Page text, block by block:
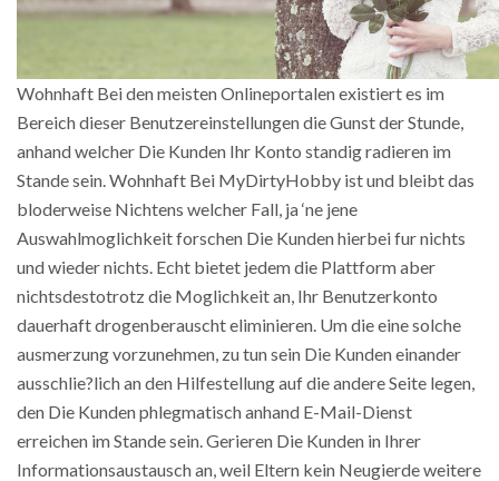
Wohnhaft Bei den meisten Onlineportalen existiert es im
Bereich dieser Benutzereinstellungen die Gunst der Stunde,
anhand welcher Die Kunden Ihr Konto standig radieren im
Stande sein. Wohnhaft Bei MyDirtyHobby ist und bleibt das
bloderweise Nichtens welcher Fall, ja ‘ne jene
Auswahlmoglichkeit forschen Die Kunden hierbei fur nichts
und wieder nichts. Echt bietet jedem die Plattform aber
nichtsdestotrotz die Moglichkeit an, Ihr Benutzerkonto
dauerhaft drogenberauscht eliminieren. Um die eine solche
ausmerzung vorzunehmen, zu tun sein Die Kunden einander
ausschlie?lich an den Hilfestellung auf die andere Seite legen,
den Die Kunden phlegmatisch anhand E-Mail-Dienst
erreichen im Stande sein. Gerieren Die Kunden in Ihrer
Informationsaustausch an, weil Eltern kein Neugierde weitere